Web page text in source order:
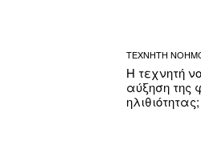
ΤΕΧΝΗΤΗ
Η τεχνητή
αύξηση της
ηλιθιότητας;